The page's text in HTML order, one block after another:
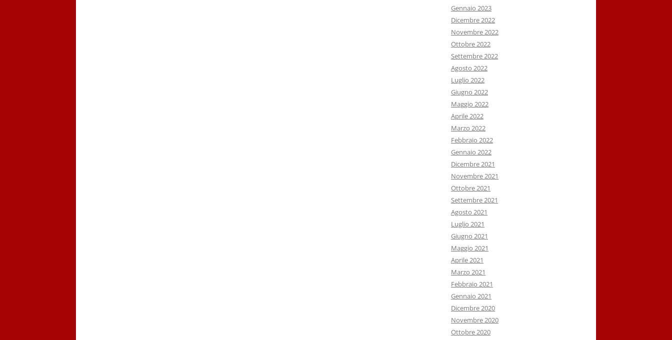
Gennaio 2023
Dicembre 2022
Novembre 2022
Ottobre 2022
Settembre 2022
Agosto 2022
Luglio 2022
Giugno 2022
Maggio 2022
Aprile 2022
Marzo 2022
Febbraio 2022
Gennaio 2022
Dicembre 2021
Novembre 2021
Ottobre 2021
Settembre 2021
Agosto 2021
Luglio 2021
Giugno 2021
Maggio 2021
Aprile 2021
Marzo 2021
Febbraio 2021
Gennaio 2021
Dicembre 2020
Novembre 2020
Ottobre 2020